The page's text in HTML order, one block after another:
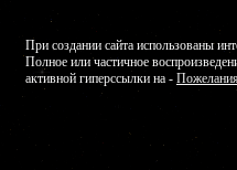
При создании сайта использованы
Полное или частичное
активной гиперссылки на -